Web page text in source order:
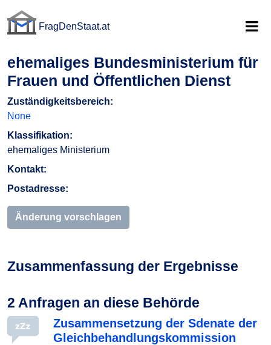
FragDenStaat.at
ehemaliges Bundesministerium für
Frauen und Öffentlichen Dienst
Zuständigkeitsbereich:
None
Klassifikation:
ehemaliges Ministerium
Kontakt:
Postadresse:
Änderung vorschlagen
Zusammenfassung der Ergebnisse
2 Anfragen an diese Behörde
Zusammensetzung der Sdenate der
Gleichbehandlungskommission